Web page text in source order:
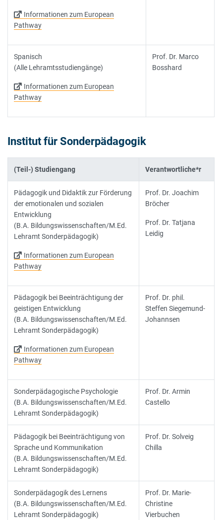
Informationen zum European
Pathway
Spanisch
(Alle Lehramtsstudiengänge)
Informationen zum European
Pathway
Prof. Dr. Marco
Bosshard
Institut für Sonderpädagogik
(Teil-) Studiengang Verantwortliche*r
Pädagogik und Didaktik zur Förderung
der emotionalen und sozialen
Entwicklung
(B.A. Bildungswissenschaften/M.Ed.
Lehramt Sonderpädagogik)
Informationen zum European
Pathway
Prof. Dr. Joachim
Bröcher
Prof. Dr. Tatjana
Leidig
Pädagogik bei Beeinträchtigung der
geistigen Entwicklung
(B.A. Bildungswissenschaften/M.Ed.
Lehramt Sonderpädagogik)
Informationen zum European
Pathway
Prof. Dr. phil.
Steffen Siegemund-
Johannsen
Sonderpädagogische Psychologie
(B.A. Bildungswissenschaften/M.Ed.
Lehramt Sonderpädagogik)
Prof. Dr. Armin
Castello
Pädagogik bei Beeinträchtigung von
Sprache und Kommunikation
(B.A. Bildungswissenschaften/M.Ed.
Lehramt Sonderpädagogik)
Prof. Dr. Solveig
Chilla
Sonderpädagogik des Lernens
(B.A. Bildungswissenschaften/M.Ed.
Lehramt Sonderpädagogik)
Prof. Dr. Marie-
Christine
Vierbuchen